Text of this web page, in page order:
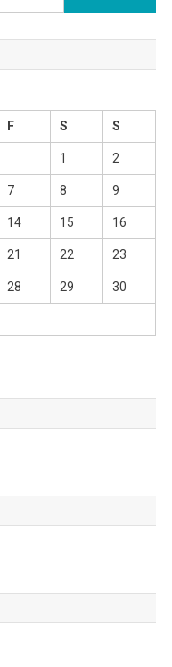
for:
F S S
1 2
7 8 9
14 15 16
21 22 23
28 29 30